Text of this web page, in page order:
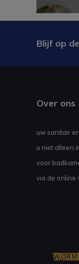
Blijf op
Over ons
uw sanitair
u niet alleen
voor
via de online